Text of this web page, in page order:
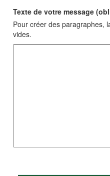
Texte de votre message
Pour créer des paragraphes,
vides.